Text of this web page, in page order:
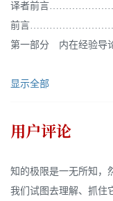
译者前言
前言
第一部分 内在经验导
显示全部
用户评论
知的极限是一无所知，
我们试图去理解、抓住